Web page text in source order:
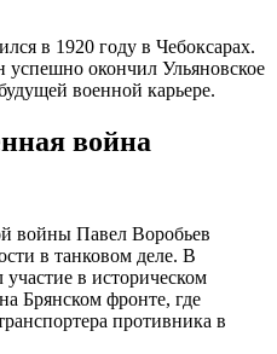
в 1920 году в Чебоксарах.
успешно окончил Ульяновское
военной карьере.
война
войны Павел Воробьев
в танковом деле. В
участие в историческом
Брянском фронте, где
противника в